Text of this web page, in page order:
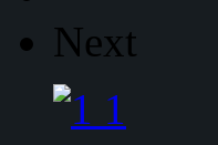
Next